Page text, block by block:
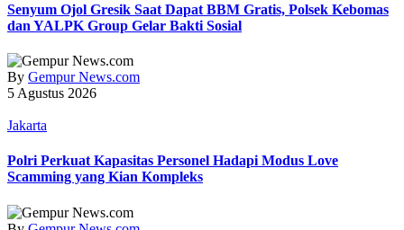
Senyum Ojol Gresik Saat Dapat BBM Gratis, Polsek Kebomas
dan YALPK Group Gelar Bakti Sosial
By Gempur News.com
5 Agustus 2026
Jakarta
Polri Perkuat Kapasitas Personel Hadapi Modus Love
Scamming yang Kian Kompleks